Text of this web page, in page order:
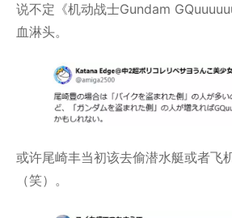
说不定《机动战士Gundam
血淋头。
或许尾崎丰当初该去偷潜水艇或者飞
（笑）。